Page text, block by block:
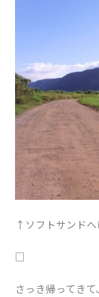
↑ソフトサンドへ
□
さっき帰ってきて